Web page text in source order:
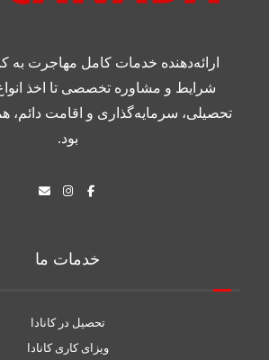
ارائه‌دهنده خدمات کامل مهاجرت به
شرایط و مشاوره تخصصی تا اخذ
تحصیلی، سرمایه‌گذاری و اقامت دائم،
بود.
خدمات ما
تحصیل در کانادا
ویزای کاری کانادا